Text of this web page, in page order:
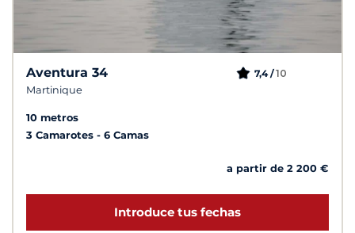
Aventura 34
Martinique
7,4 /10
10 metros
3 Camarotes
6 Camas
a partir de 2 200 €
Introduce tus fechas